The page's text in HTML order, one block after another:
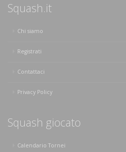
Squash.it
Chi siamo
Registrati
Contattaci
Privacy Policy
Squash giocato
Calendario Tornei